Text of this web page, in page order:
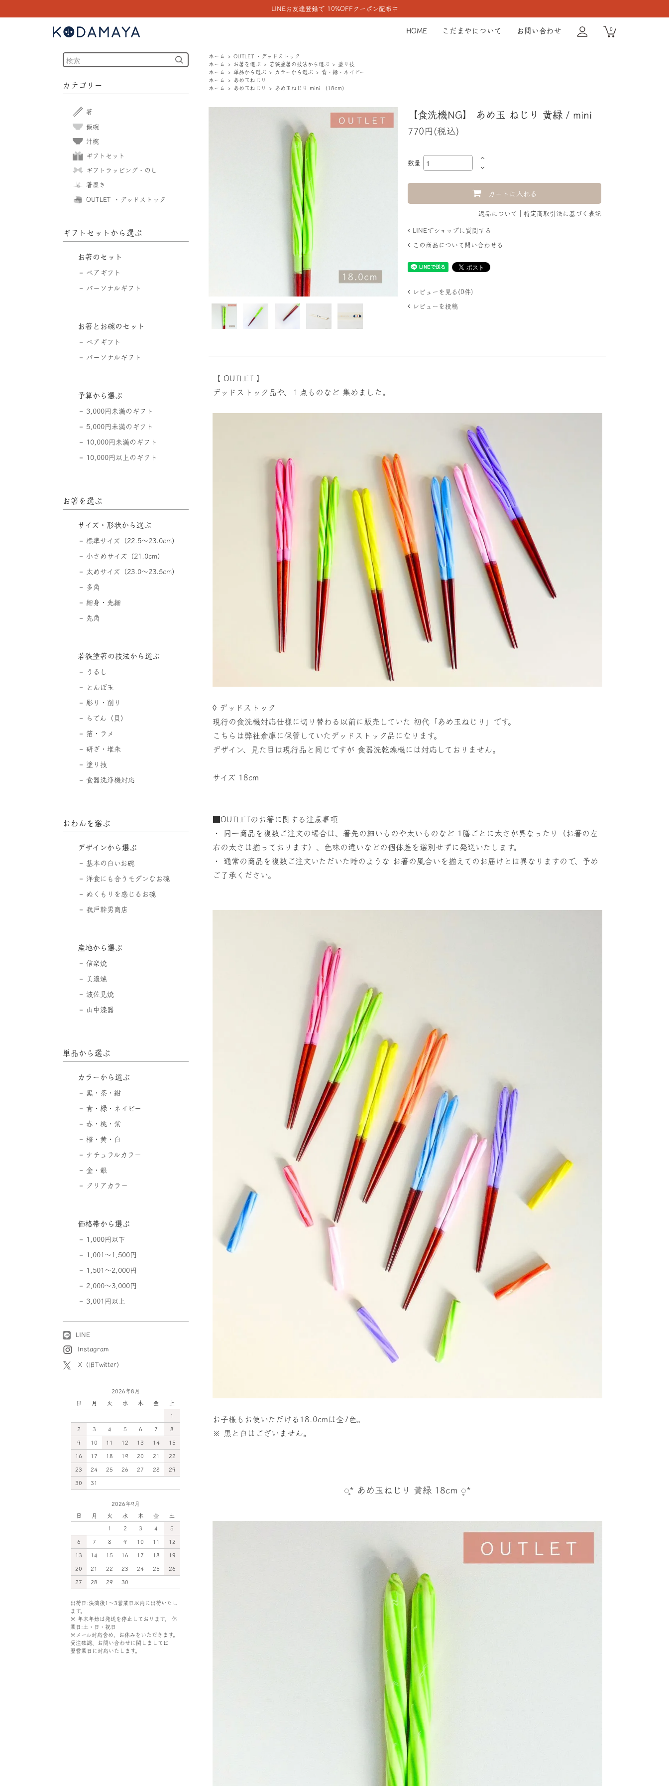
LINEお友達登録で 10%OFFクーポン配布中
HOME こだまやについて お問い合わせ 0
ホーム
OUTLET ・デッドストック
ホーム
お箸を選ぶ 若狭塗箸の技法から選ぶ
塗り技
ホーム
単品から選ぶ カラーから選ぶ
青・緑・ネイビー
ホーム
あめ玉ねじり
ホーム
あめ玉ねじり あめ玉ねじり mini （18cm）
【食洗機NG】 あめ玉 ねじり 黄緑 / mini
770円(税込)
数量
カートに入れる
返品について 特定商取引法に基づく表記
LINEでショップに質問する
この商品について問い合わせる
レビューを見る(0件)
レビューを投稿
【 OUTLET 】
デッドストック品や、１点ものなど 集めました。
◊ デッドストック
現行の食洗機対応仕様に切り替わる以前に販売していた 初代「あめ玉ねじり」です。
こちらは弊社倉庫に保管していたデッドストック品になります。
デザイン、見た目は現行品と同じですが 食器洗乾燥機には対応しておりません。
サイズ 18cm
■OUTLETのお箸に関する注意事項
・ 同一商品を複数ご注文の場合は、箸先の細いものや太いものなど 1膳ごとに太さが異なったり（お箸の左
右の太さは揃っております）、色味の違いなどの個体差を選別せずに発送いたします。
・ 通常の商品を複数ご注文いただいた時のような お箸の風合いを揃えてのお届けとは異なりますので、予め
ご了承ください。
お子様もお使いただける18.0cmは全7色。
※ 黒と白はございません。
◌̥* あめ玉ねじり 黄緑 18cm ◌̥*
カテゴリー
箸
飯碗
汁椀
ギフトセット
ギフトラッピング・のし
箸置き
OUTLET ・デッドストック
ギフトセットから選ぶ
お箸のセット
ペアギフト
パーソナルギフト
お箸とお碗のセット
ペアギフト
パーソナルギフト
予算から選ぶ
3,000円未満のギフト
5,000円未満のギフト
10,000円未満のギフト
10,000円以上のギフト
お箸を選ぶ
サイズ・形状から選ぶ
標準サイズ（22.5〜23.0cm）
小さめサイズ（21.0cm）
太めサイズ（23.0〜23.5cm）
多角
細身・先細
先角
若狭塗箸の技法から選ぶ
うるし
とんぼ玉
彫り・削り
らでん（貝）
箔・ラメ
研ぎ・堆朱
塗り技
食器洗浄機対応
おわんを選ぶ
デザインから選ぶ
基本の白いお碗
洋食にも合うモダンなお碗
ぬくもりを感じるお碗
我戸幹男商店
産地から選ぶ
信楽焼
美濃焼
波佐見焼
山中漆器
単品から選ぶ
カラーから選ぶ
黒・茶・紺
青・緑・ネイビー
赤・桃・紫
橙・黄・白
ナチュラルカラー
金・銀
クリアカラー
価格帯から選ぶ
1,000円以下
1,001～1,500円
1,501～2,000円
2,000～3,000円
3,001円以上
LINE
Instagram
X（旧Twitter）
2026年8月
日 月 火 水 木 金 土
1
2 3 4 5 6 7 8
9 10 11 12 13 14 15
16 17 18 19 20 21 22
23 24 25 26 27 28 29
30 31
2026年9月
日 月 火 水 木 金 土
1 2 3 4 5
6 7 8 9 10 11 12
13 14 15 16 17 18 19
20 21 22 23 24 25 26
27 28 29 30
出荷日:決済後1～3営業日以内に出荷いたし
ます。
※ 年末年始は発送を停止しております。 休
業日:土・日・祝日
※メール対応含め、お休みをいただきます。
受注確認、お問い合わせに関しましては
翌営業日に対応いたします。